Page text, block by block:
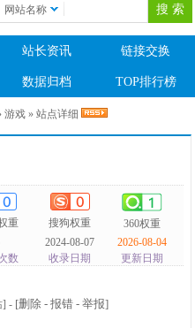
网站名称
站长资讯 链接交换
数据归档 TOP排行榜
游戏 » 站点详细
重 搜狗权重
360权重
数
2024-08-07
收录日期
2026-08-04
更新日期
- [删除 - 报错 - 举报]